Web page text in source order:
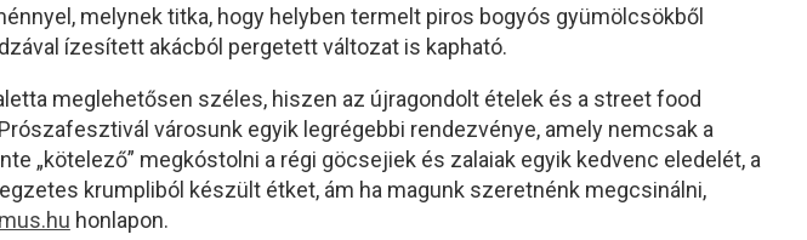
melynek titka, hogy helyben termelt piros bogyós gyümölcsökből
ízesített akácból pergetett változat is kapható.
meglehetősen széles, hiszen az újragondolt ételek és a street food
városunk egyik legrégebbi rendezvénye, amely nemcsak a
„kötelező” megkóstolni a régi göcsejiek és zalaiak egyik kedvenc eledelét, a
krumpliból készült étket, ám ha magunk szeretnénk megcsinálni,
honlapon.